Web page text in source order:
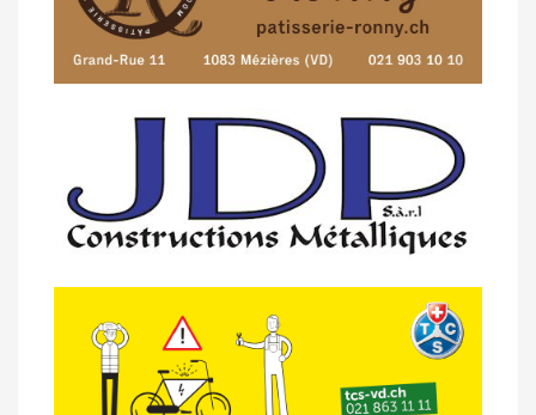
Moléson (TdC #3)
14/04 -Photos -Les photos du 5e GP
Classement Route -
5e GP de
Semsales (TdC #2)